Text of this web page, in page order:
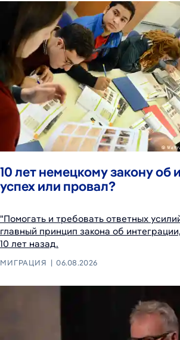
10 лет немецкому закону об
успех или провал?
"Помогать и требовать ответных
главный принцип закона об
10 лет назад.
МИГРАЦИЯ 06.08.2026